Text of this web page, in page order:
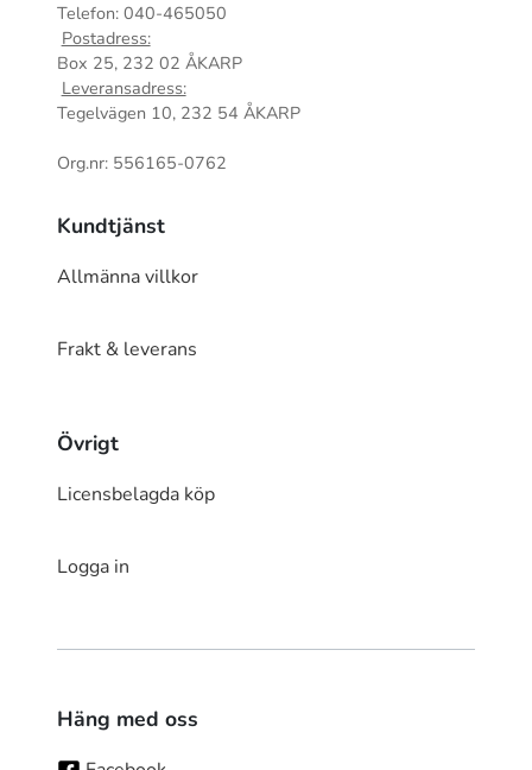
Telefon: 040-465050
Postadress:
Box 25, 232 02 ÅKARP
Leveransadress:
Tegelvägen 10, 232 54 ÅKARP
Org.nr: 556165-0762
Kundtjänst
Allmänna villkor
Frakt & leverans
Övrigt
Licensbelagda köp
Logga in
Häng med oss